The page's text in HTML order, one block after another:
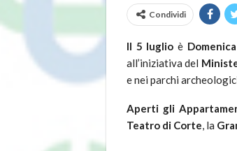
Condividi
Il 5 luglio è
all’iniziativa del
e nei parchi
Aperti gli
Teatro di Corte, la